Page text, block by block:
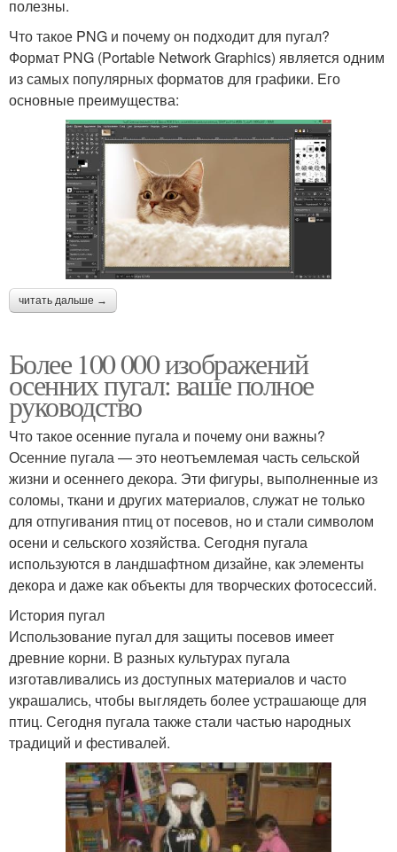
полезны.
Что такое PNG и почему он подходит для пугал?
Формат PNG (Portable Network Graphics) является одним
из самых популярных форматов для графики. Его
основные преимущества:
читать дальше →
Более 100 000 изображений
осенних пугал: ваше полное
руководство
Что такое осенние пугала и почему они важны?
Осенние пугала — это неотъемлемая часть сельской
жизни и осеннего декора. Эти фигуры, выполненные из
соломы, ткани и других материалов, служат не только
для отпугивания птиц от посевов, но и стали символом
осени и сельского хозяйства. Сегодня пугала
используются в ландшафтном дизайне, как элементы
декора и даже как объекты для творческих фотосессий.
История пугал
Использование пугал для защиты посевов имеет
древние корни. В разных культурах пугала
изготавливались из доступных материалов и часто
украшались, чтобы выглядеть более устрашающе для
птиц. Сегодня пугала также стали частью народных
традиций и фестивалей.